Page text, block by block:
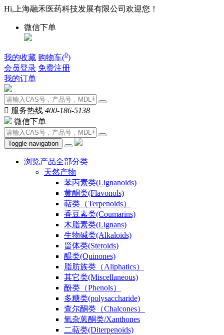
Hi,上海融禾医药科技发展有限公司欢迎您！
微信下单
我的收藏 购物车(0)
会员登录 免费注册
我的订单
 服务热线 400-186-5138
微信下单
Toggle navigation
浏览产品全部分类
天然产物
苯丙素类(Lignanoids)
黄酮类(Flavonols)
萜类（Terpenoids）
香豆素类(Coumarins)
木脂素类(Lignans)
生物碱类(Alkaloids)
甾体类(Steroids)
醌类(Quinones)
脂肪族类（Aliphatics）
其它类(Miscellaneous)
酚类（Phenols）
多糖类(polysaccharide)
查尔酮类（Chalcones）
氧杂蒽酮类/Xanthones
二萜类(Diterpenoids)